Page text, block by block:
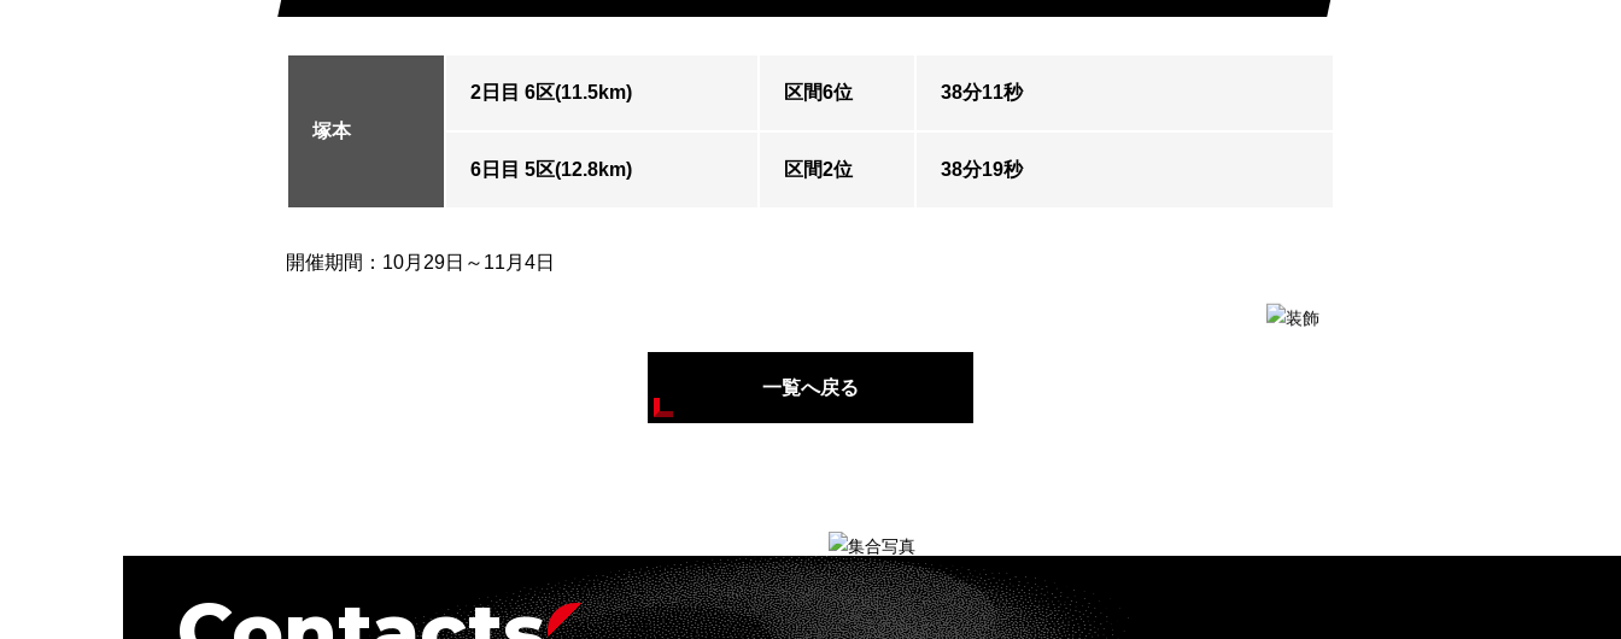
塚本
2日目 6区(11.5km) 区間6位 38分11秒
6日目 5区(12.8km) 区間2位 38分19秒
開催期間：10月29日～11月4日
一覧へ戻る